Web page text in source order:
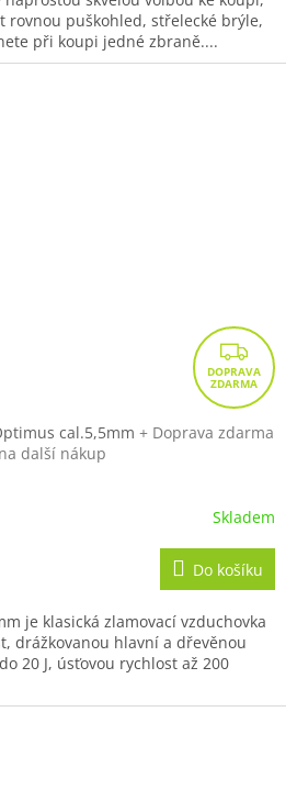
rovnou puškohled, střelecké brýle,
při koupi jedné zbraně....
Z
D
A
R
cal.5,5mm + Doprava zdarma
na další nákup
Skladem
Do košíku
je klasická zlamovací vzduchovka
drážkovanou hlavní a dřevěnou
20 J, úsťovou rychlost až 200